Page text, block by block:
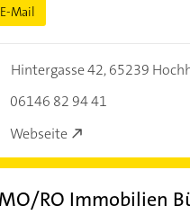
E-Mail
Hintergasse 42,65239
06146 82 94 41
Webseite
RO Immobilien